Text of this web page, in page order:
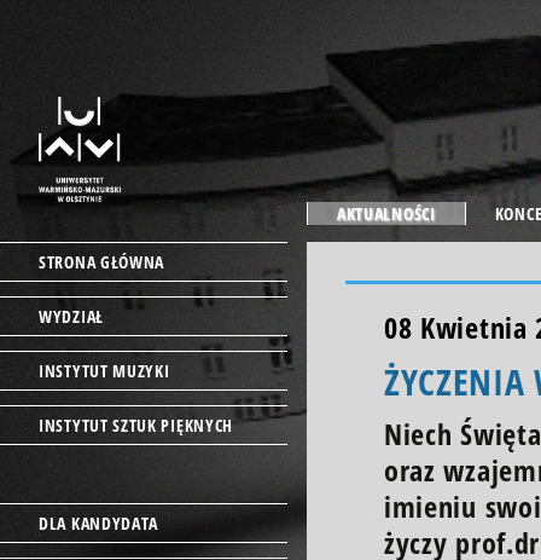
AKTUALNOŚCI
STRONA GŁÓWNA
WYDZIAŁ
INSTYTUT MUZYKI
INSTYTUT SZTUK PIĘKNYCH
DLA KANDYDATA
08 Kwietnia
ŻYCZENIA
Niech
oraz
imieniu
życzy